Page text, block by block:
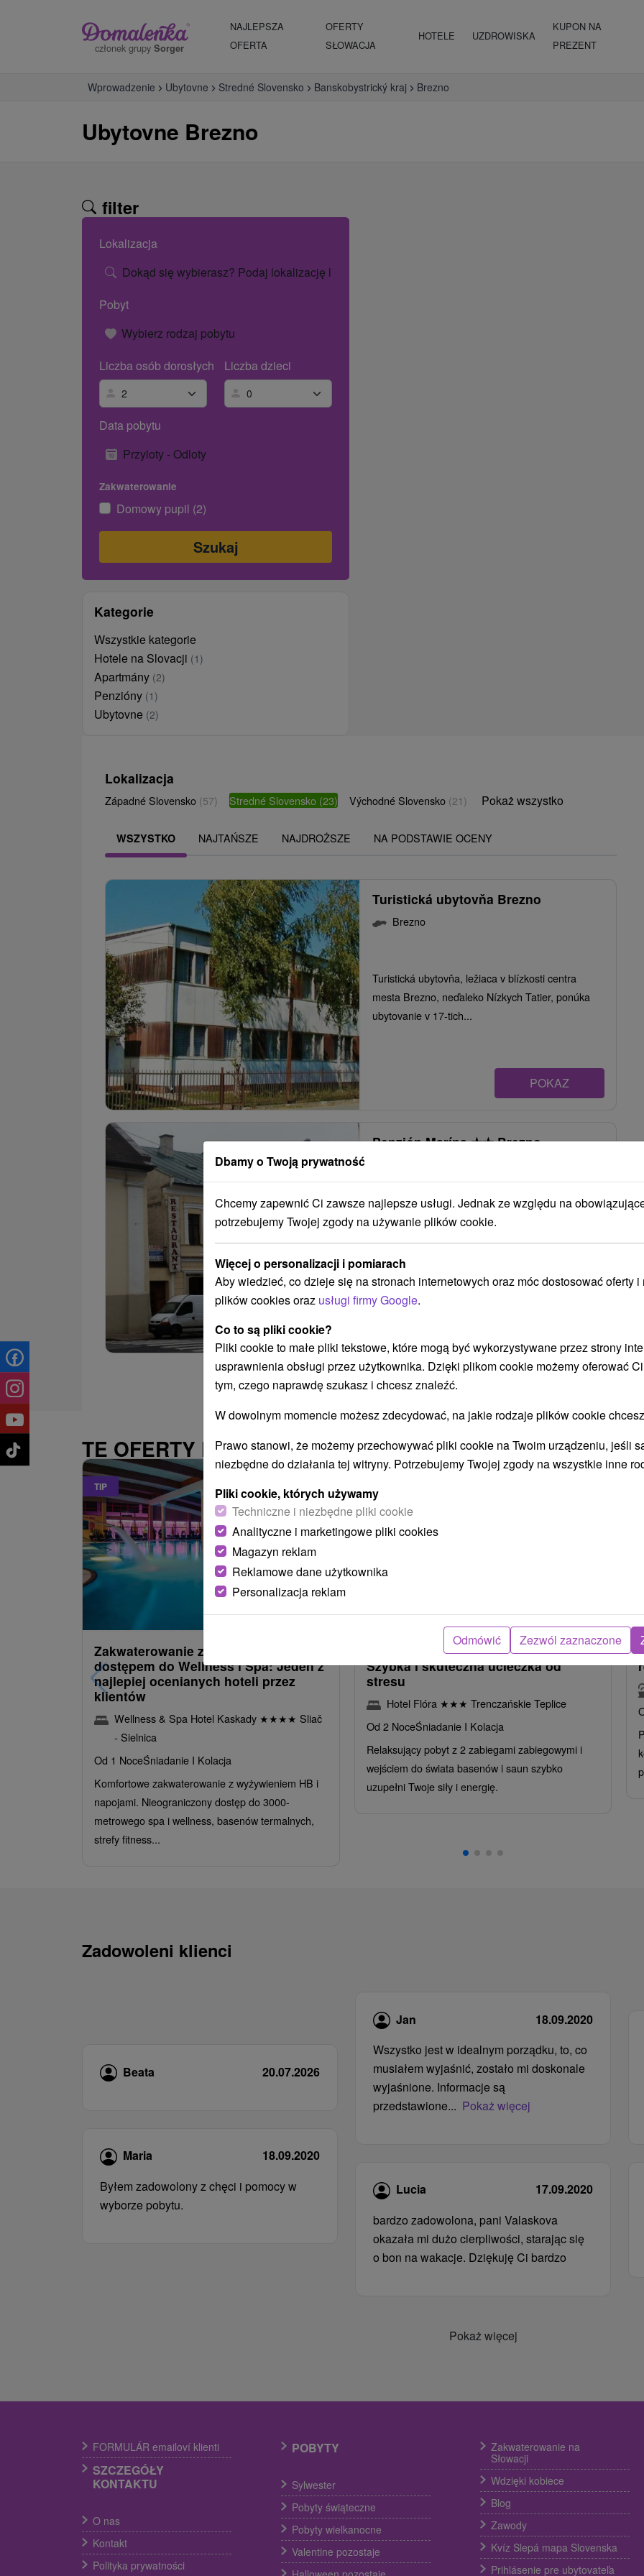
członek grupy Sorger
NAJLEPSZA
OFERTA
OFERTY
SŁOWACJA
HOTELE UZDROWISKA
KUPON NA
PREZENT
Wprowadzenie Ubytovne Stredné Slovensko Banskobystrický kraj Brezno
Ubytovne Brezno
filter
Lokalizacja
Dokąd się wybierasz? Podaj lokalizację lub nazwę hotelu.
Pobyt
Wybierz rodzaj pobytu
Liczba osób dorosłych
Liczba dzieci
Data pobytu
Przyloty - Odloty
Zakwaterowanie
Domowy pupil (2)
Kategorie
Wszystkie kategorie
Hotele na Slovacji (1)
Apartmány (2)
Penzióny (1)
Ubytovne (2)
Lokalizacja
Západné Slovensko (57) Stredné Slovensko (23) Východné Slovensko (21) Pokaż wszystko
WSZYSTKO NAJTAŃSZE NAJDROŻSZE NA PODSTAWIE OCENY
Turistická ubytovňa Brezno
Brezno
Turistická ubytovňa, ležiaca v blízkosti centra
mesta Brezno, neďaleko Nízkych Tatier, ponúka
ubytovanie v 17-tich...
POKAZ
Penzión Marína★★Brezno
Penzión v pamiatkovom centre mesta Brezno
ponúka ubytovanie v apartmánoch pre náročnejšiu
klientelu a...
TE OFERTY MOGĄ PAŃSTWO BYĆ TAKŻE
TIP
486,09
/noc/osoba
Zakwaterowanie z obiadokolacją i
dostępem do Wellness i Spa: Jeden z
najlepiej ocenianych hoteli przez
klientów
Wellness & Spa Hotel Kaskady ★★★★ Sliač
- Sielnica
Od 1 NoceŚniadanie I Kolacja
Komfortowe zakwaterowanie z wyżywieniem HB i
napojami. Nieograniczony dostęp do 3000-
metrowego spa i wellness, basenów termalnych,
strefy fitness...
/noc/osoba
Intensywny pobyt MINI RELAX:
Szybka i skuteczna ucieczka od
stresu
Hotel Flóra ★★★ Trenczańskie Teplice
Od 2 NoceŚniadanie I Kolacja
Relaksujący pobyt z 2 zabiegami zabiegowymi i
wejściem do świata basenów i saun szybko
uzupełni Twoje siły i energię.
Zadowoleni klienci
Beata 20.07.2026
Maria
18.09.2020
Byłem zadowolony z chęci i pomocy w
wyborze pobytu.
Jan
18.09.2020
Wszystko jest w idealnym porządku, to, co
musiałem wyjaśnić, zostało mi doskonale
wyjaśnione. Informacje są
przedstawione... Pokaż więcej
Lucia
17.09.2020
bardzo zadowolona, ​​pani Valaskova
okazała mi dużo cierpliwości, starając się
o bon na wakacje. Dziękuję Ci bardzo
Pokaż więcej
FORMULÁR emailoví klienti
SZCZEGÓŁY
KONTAKTU
O nas
Kontakt
Polityka prywatności
POBYTY
Sylwester
Pobyty świąteczne
Pobyty wielkanocne
Valentine pozostaje
Zakwaterowanie na
Słowacji
Wdzięki kobiece
Blog
Zawody
Kvíz Slepá mapa Slovenska
Prihlásenie pre ubytovateľa
Dbamy o Twoją prywatność
Chcemy zapewnić Ci zawsze najlepsze usługi. Jednak ze względu na
potrzebujemy Twojej zgody na używanie plików cookie.
Więcej o personalizacji i pomiarach
Aby wiedzieć, co dzieje się na stronach internetowych oraz móc dostosować oferty i
plików cookies oraz usługi firmy Google.
Co to są pliki cookie?
Pliki cookie to małe pliki tekstowe, które mogą być wykorzystywane przez strony
usprawnienia obsługi przez użytkownika. Dzięki plikom cookie możemy oferować
tym, czego naprawdę szukasz i chcesz znaleźć.
W dowolnym momencie możesz zdecydować, na jakie rodzaje plików cookie
Prawo stanowi, że możemy przechowywać pliki cookie na Twoim urządzeniu, jeśli
niezbędne do działania tej witryny. Potrzebujemy Twojej zgody na wszystkie inne
Pliki cookie, których używamy
Techniczne i niezbędne pliki cookie
Analityczne i marketingowe pliki cookies
Magazyn reklam
Reklamowe dane użytkownika
Personalizacja reklam
Odmówić Zezwól zaznaczone